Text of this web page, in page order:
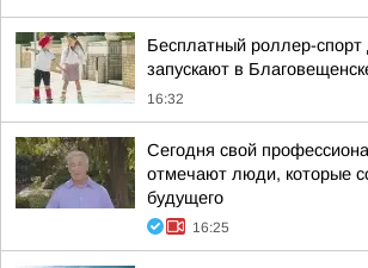
Бесплатный роллер-спорт
запускают в
16:32
Сегодня свой
отмечают люди, которые
будущего
16:25